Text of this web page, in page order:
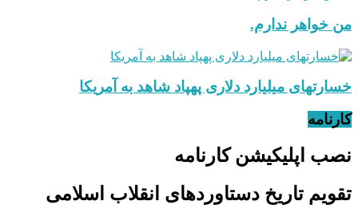
من خواهر ندارم.
خسارتهای میلیارد دلاری پهپاد شاهد به آمریکا
کارنامه
نصب اپلیکیشن کارنامه
تقویم تاریخ دستاوردهای انقلاب اسلامی